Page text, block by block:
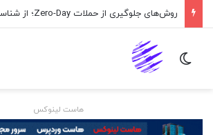
تغییر پوسته
هاست لینوکس